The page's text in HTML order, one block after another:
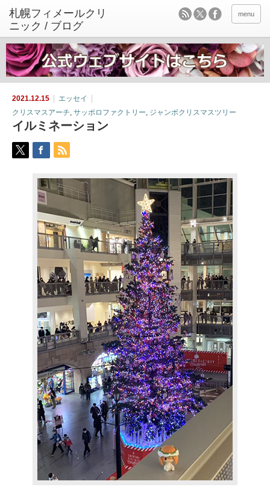
menu
2021.12.15
エッセイ
クリスマスアーチ, サッポロファクトリー, ジャンボクリスマスツリー
イルミネーション